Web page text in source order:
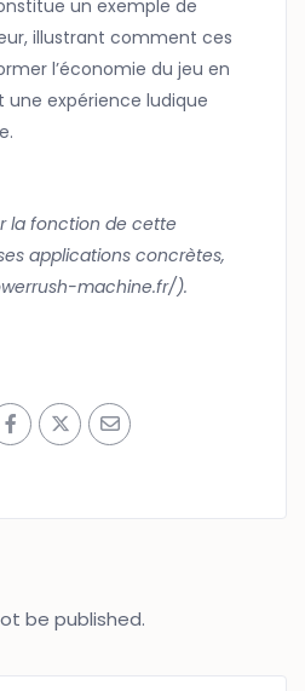
un exemple de
illustrant comment ces
l’économie du jeu en
expérience ludique
la fonction de cette
applications concrètes,
machine.fr/).
be published.